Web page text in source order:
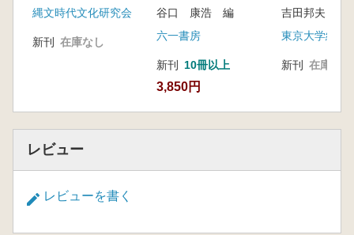
縄文時代文化研究会
新刊 在庫なし
谷口 康浩 編
六一書房
新刊 10冊以上
3,850円
し見る
吉田邦夫 編
東京大学総合
新刊 在庫なし
レビュー
レビューを書く